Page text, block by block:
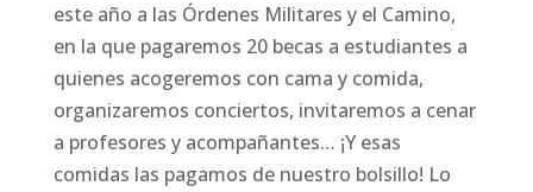
este año a las Órdenes Militares y el Camino,
en la que pagaremos 20 becas a estudiantes a
quienes acogeremos con cama y comida,
organizaremos conciertos, invitaremos a cenar
a profesores y acompañantes… ¡Y esas
comidas las pagamos de nuestro bolsillo! Lo